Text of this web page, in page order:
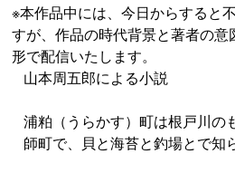
※本作品中には、今日からすると
すが、作品の時代背景と著者の
形で配信いたします。
山本周五郎による小説
浦粕（うらかす）町は根戸川の
師町で、貝と海苔と釣場とで知
て大きくはないが、貝の罐詰